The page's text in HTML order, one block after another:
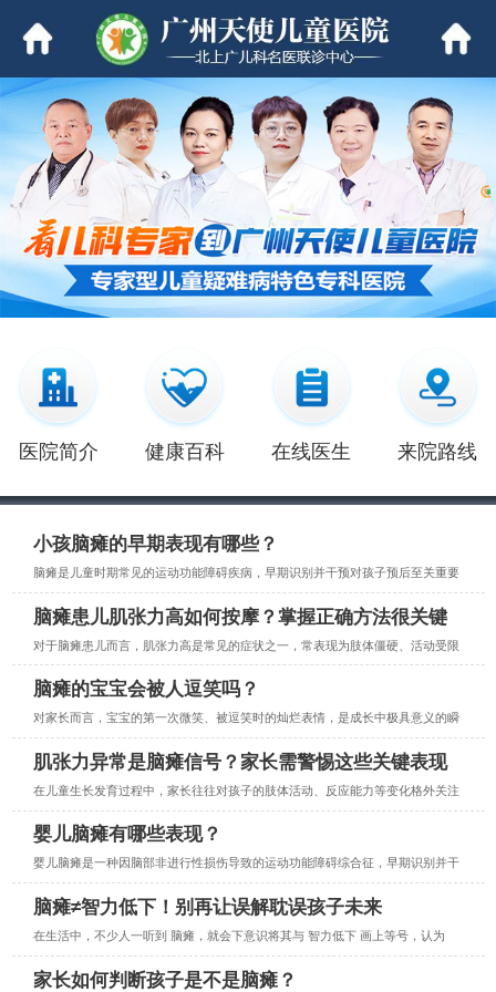
医院简介 健康百科 在线医生 来院路线
小孩脑瘫的早期表现有哪些？
脑瘫是儿童时期常见的运动功能障碍疾病，早期识别并干预对孩子预后至关重要
脑瘫患儿肌张力高如何按摩？掌握正确方法很关键
对于脑瘫患儿而言，肌张力高是常见的症状之一，常表现为肢体僵硬、活动受限
脑瘫的宝宝会被人逗笑吗？
对家长而言，宝宝的第一次微笑、被逗笑时的灿烂表情，是成长中极具意义的瞬
肌张力异常是脑瘫信号？家长需警惕这些关键表现
在儿童生长发育过程中，家长往往对孩子的肢体活动、反应能力等变化格外关注
婴儿脑瘫有哪些表现？
婴儿脑瘫是一种因脑部非进行性损伤导致的运动功能障碍综合征，早期识别并干
脑瘫≠智力低下！别再让误解耽误孩子未来
在生活中，不少人一听到 脑瘫，就会下意识将其与 智力低下 画上等号，认为
家长如何判断孩子是不是脑瘫？